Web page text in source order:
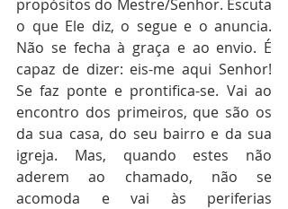
propósitos do Mestre/Senhor. Escuta
o que Ele diz, o segue e o anuncia.
Não se fecha à graça e ao envio. É
capaz de dizer: eis-me aqui Senhor!
Se faz ponte e prontifica-se. Vai ao
encontro dos primeiros, que são os
da sua casa, do seu bairro e da sua
igreja. Mas, quando estes não
aderem ao chamado, não se
acomoda e vai às periferias